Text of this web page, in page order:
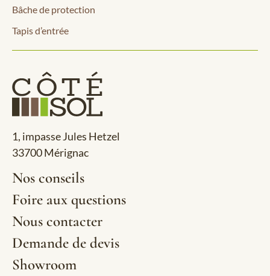
Bâche de protection
Tapis d’entrée
1, impasse Jules Hetzel
33700 Mérignac
Nos conseils
Foire aux questions
Nous contacter
Demande de devis
Showroom